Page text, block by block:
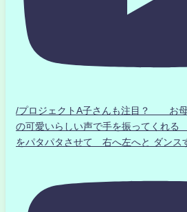
/プロジェクトA子さんも注目？ お
の可愛いらしい声で手を振ってくれ
をパタパタさせて 右へ左へと ダンス